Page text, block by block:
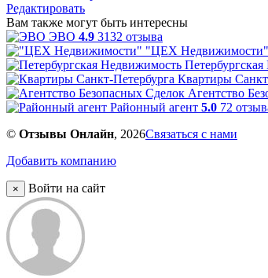
Редактировать
Вам также могут быть интересны
ЭВО 4.9 3132 отзыва
"ЦЕХ Недвижимости"
Квартиры
Агентство
Районный агент 5.0 72
© Отзывы Онлайн, 2026Связаться с нами
Добавить компанию
× Войти на сайт